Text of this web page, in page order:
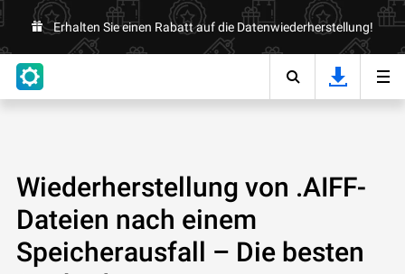
Erhalten Sie einen Rabatt auf die Datenwiederherstellung!
Wiederherstellung von .AIFF-
Dateien nach einem
Speicherausfall – Die besten